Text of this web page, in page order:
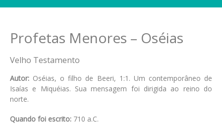
Profetas Menores – Oséias
Velho Testamento
Autor: Oséias, o filho de Beeri, 1:1. Um contemporâneo de
Isaías e Miquéias. Sua mensagem foi dirigida ao reino do
norte.
Quando foi escrito: 710 a.C.